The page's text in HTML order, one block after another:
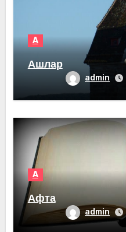
А
Ашлар
admin
А
Афта
admin